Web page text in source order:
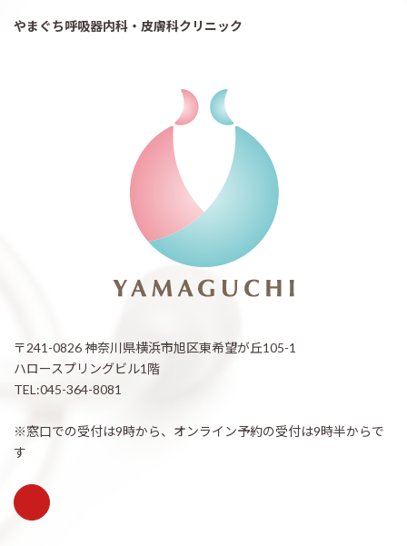
やまぐち呼吸器内科・皮膚科クリニック
〒241-0826 神奈川県横浜市旭区東希望が丘105-1
ハロースプリングビル1階
TEL:045-364-8081
※窓口での受付は9時から、オンライン予約の受付は9時半からで
す